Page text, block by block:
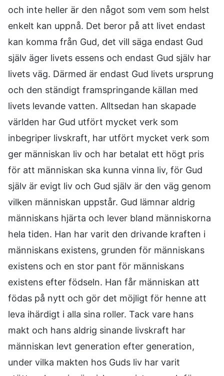
och inte heller är den något som vem som helst
enkelt kan uppnå. Det beror på att livet endast
kan komma från Gud, det vill säga endast Gud
själv äger livets essens och endast Gud själv har
livets väg. Därmed är endast Gud livets ursprung
och den ständigt framspringande källan med
livets levande vatten. Alltsedan han skapade
världen har Gud utfört mycket verk som
inbegriper livskraft, har utfört mycket verk som
ger människan liv och har betalat ett högt pris
för att människan ska kunna vinna liv, för Gud
själv är evigt liv och Gud själv är den väg genom
vilken människan uppstår. Gud lämnar aldrig
människans hjärta och lever bland människorna
hela tiden. Han har varit den drivande kraften i
människans existens, grunden för människans
existens och en stor pant för människans
existens efter födseln. Han får människan att
födas på nytt och gör det möjligt för henne att
leva ihärdigt i alla sina roller. Tack vare hans
makt och hans aldrig sinande livskraft har
människan levt generation efter generation,
under vilka makten hos Guds liv har varit